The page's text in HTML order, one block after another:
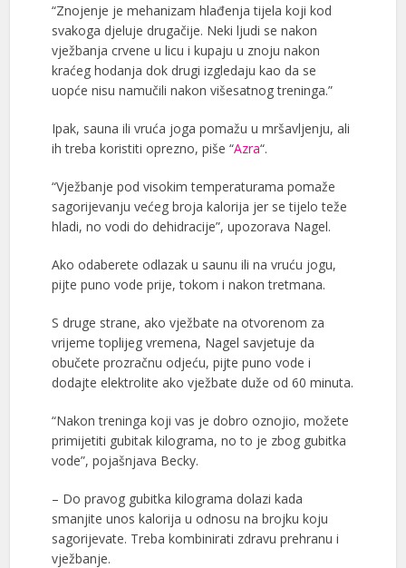
“Znojenje je mehanizam hlađenja tijela koji kod
svakoga djeluje drugačije. Neki ljudi se nakon
vježbanja crvene u licu i kupaju u znoju nakon
kraćeg hodanja dok drugi izgledaju kao da se
uopće nisu namučili nakon višesatnog treninga.”
Ipak, sauna ili vruća joga pomažu u mršavljenju, ali
ih treba koristiti oprezno, piše “Azra“.
“Vježbanje pod visokim temperaturama pomaže
sagorijevanju većeg broja kalorija jer se tijelo teže
hladi, no vodi do dehidracije”, upozorava Nagel.
Ako odaberete odlazak u saunu ili na vruću jogu,
pijte puno vode prije, tokom i nakon tretmana.
S druge strane, ako vježbate na otvorenom za
vrijeme toplijeg vremena, Nagel savjetuje da
obučete prozračnu odjeću, pijte puno vode i
dodajte elektrolite ako vježbate duže od 60 minuta.
“Nakon treninga koji vas je dobro oznojio, možete
primijetiti gubitak kilograma, no to je zbog gubitka
vode”, pojašnjava Becky.
– Do pravog gubitka kilograma dolazi kada
smanjite unos kalorija u odnosu na brojku koju
sagorijevate. Treba kombinirati zdravu prehranu i
vježbanje.